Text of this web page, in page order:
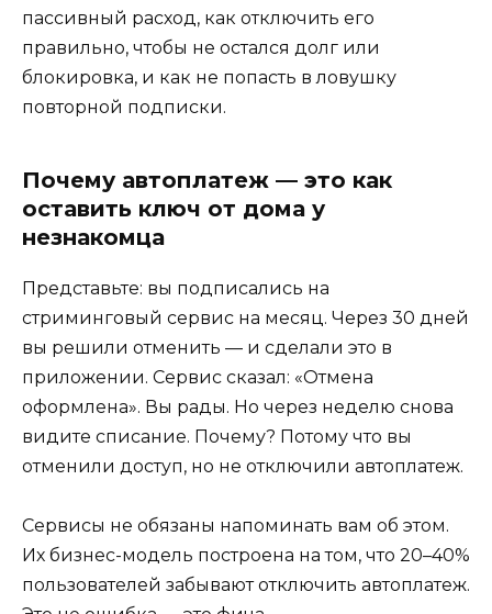
пассивный расход, как отключить его
правильно, чтобы не остался долг или
блокировка, и как не попасть в ловушку
повторной подписки.
Почему автоплатеж — это как
оставить ключ от дома у
незнакомца
Представьте: вы подписались на
стриминговый сервис на месяц. Через 30 дней
вы решили отменить — и сделали это в
приложении. Сервис сказал: «Отмена
оформлена». Вы рады. Но через неделю снова
видите списание. Почему? Потому что вы
отменили доступ, но не отключили автоплатеж.
Сервисы не обязаны напоминать вам об этом.
Их бизнес-модель построена на том, что 20–40%
пользователей забывают отключить автоплатеж.